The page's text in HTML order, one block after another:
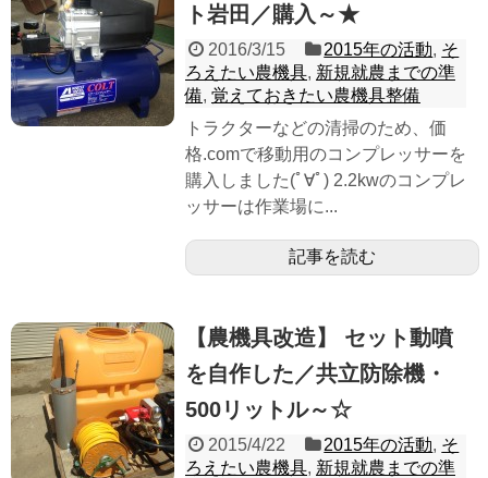
ト岩田／購入～★
2016/3/15 2015年の活動, そ
ろえたい農機具, 新規就農までの準
備, 覚えておきたい農機具整備
トラクターなどの清掃のため、価
格.comで移動用のコンプレッサーを
購入しました(ﾟ∀ﾟ) 2.2kwのコンプレ
ッサーは作業場に...
記事を読む
【農機具改造】 セット動噴
を自作した／共立防除機・
500リットル～☆
2015/4/22 2015年の活動, そ
ろえたい農機具, 新規就農までの準